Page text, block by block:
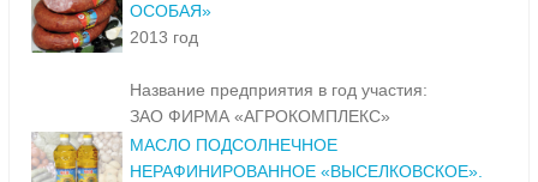
ОСОБАЯ»
2013 год
Название предприятия в год участия:
ЗАО ФИРМА «АГРОКОМПЛЕКС»
МАСЛО ПОДСОЛНЕЧНОЕ
НЕРАФИНИРОВАННОЕ «ВЫСЕЛКОВСКОЕ».